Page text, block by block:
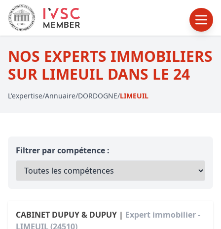
NOS EXPERTS IMMOBILIERS
SUR LIMEUIL DANS LE 24
L'expertise/Annuaire/DORDOGNE/LIMEUIL
Filtrer par compétence :
CABINET DUPUY & DUPUY | Expert immobilier -
LIMEUIL (24510)